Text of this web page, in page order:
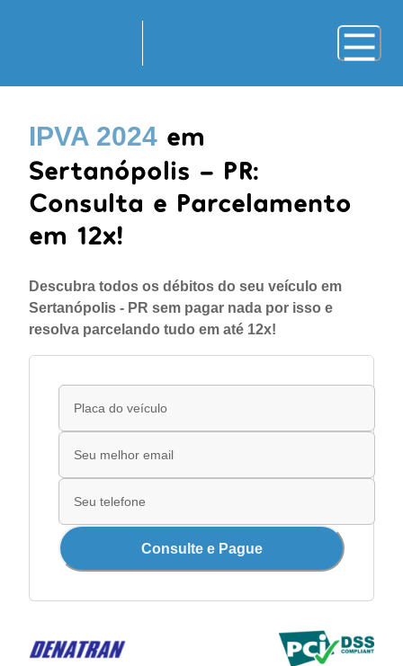
IPVA 2024 em
Sertanópolis - PR:
Consulta e Parcelamento
em 12x!
Descubra todos os débitos do seu veículo em
Sertanópolis - PR sem pagar nada por isso e
resolva parcelando tudo em até 12x!
Consulte e Pague